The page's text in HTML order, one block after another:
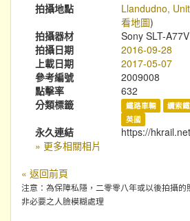
拍攝地點 Llandudno,
看地圖)
拍攝器材
Sony SLT-A77V
拍攝日期
2016-09-28
上載日期
2017-05-07
參考編號
2009008
點擊率
632
分類標籤
鐵路車輛 纜索
英國
永久連結
https://
» 更多相關相片
« 返回前頁
注意：為保障私隱，二零零八年或以後拍攝
非必要之人臉模糊處理